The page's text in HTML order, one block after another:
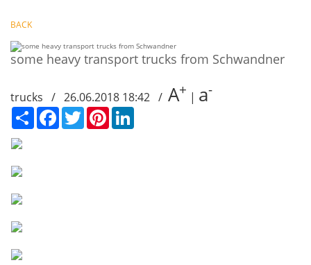
BACK
some heavy transport trucks from Schwandner
trucks / 26.06.2018 18:42 / A+ | a-
СподелиFacebookTwitter Pinterest